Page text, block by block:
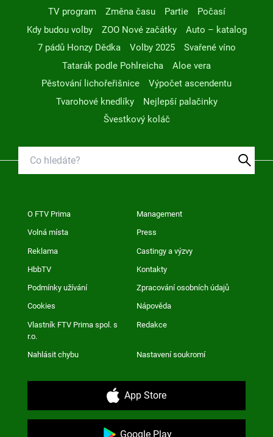
TV program
Změna času Partie
Počasí
Kdy budou volby
ZOO Nové začátky
Auto – katalog
7 pádů Honzy Dědka
Volby 2025
Svařené víno
Tatarák podle Pohlreicha
Aloe vera
Pěstování lichořeřišnice
Výpočet ascendentu
Tvarohové knedlíky
Nejlepší palačinky
Švestkový koláč
O FTV Prima Management
Volná místa Press
Reklama Castingy a výzvy
HbbTV Kontakty
Podmínky užívání Zpracování osobních údajů
Cookies Nápověda
Vlastník FTV Prima spol. s
r.o.
Redakce
Nahlásit chybu Nastavení soukromí
App Store
Google Play